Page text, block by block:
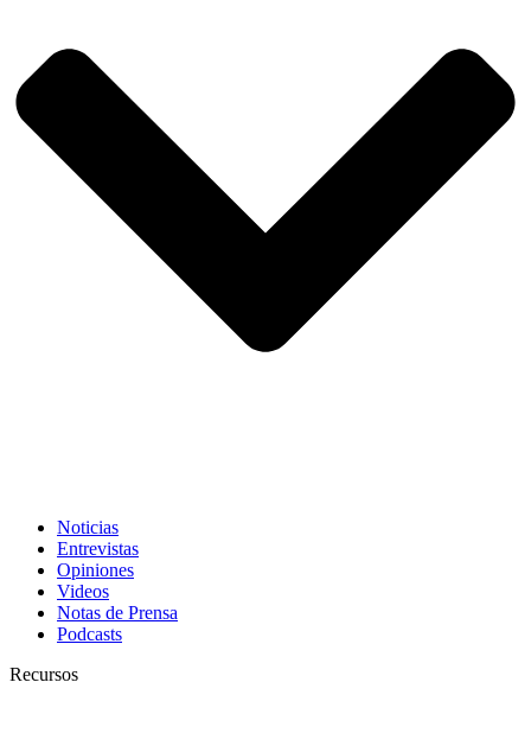
Noticias
Entrevistas
Opiniones
Videos
Notas de Prensa
Podcasts
Recursos